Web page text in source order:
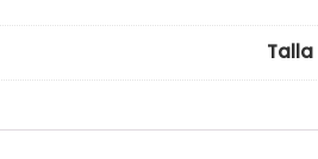
Talla